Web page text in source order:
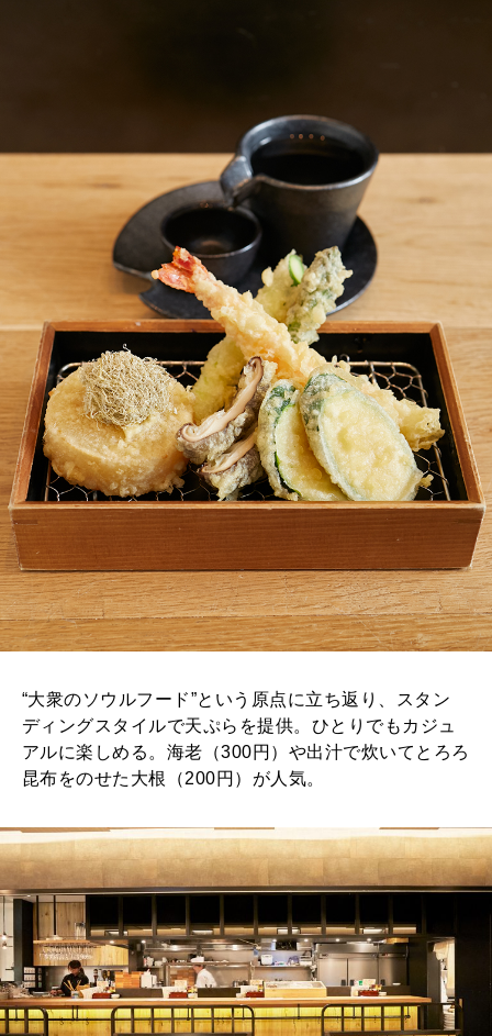
“大衆のソウルフード”という原点に立ち返り、スタン
ディングスタイルで天ぷらを提供。ひとりでもカジュ
アルに楽しめる。海老（300円）や出汁で炊いてとろろ
昆布をのせた大根（200円）が人気。